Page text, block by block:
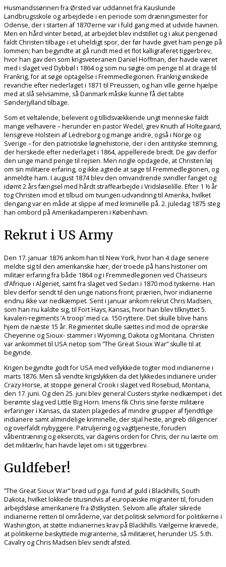
Husmandssønnen fra Ørsted var uddannet fra Kauslunde
Landbrugsskole og arbejdede i en periode som dræningsmester for
Odense, der i starten af 1870’erne var i fuld gang med at udvide havnen.
Men en hård vinter betød, at arbejdet blev indstillet og i akut pengenød
faldt Christen tilbage i et uheldigt spor, der før havde givet ham penge på
lommen; han begyndte at gå rundt med et flot kalligraferet tiggerbrev,
hvor han gav den som krigsveteranen Daniel Hoffman, der havde været
med i slaget ved Dybbøl i 1864 og som nu søgte om penge til at drage til
Frankrig, for at søge optagelse i Fremmedlegionen. Frankrig ønskede
revanche efter nederlaget i 1871 til Preussen, og han ville gerne hjælpe
med at slå selvsamme, så Danmark måske kunne få det tabte
Sønderjylland tilbage.
Som et veltalende, belevent og tillidsvækkende ungt menneske faldt
mange velhavere – herunder en pastor Wedel, grev Knuth af Holtegaard,
lensgreve Holstein af Ledreborg og mange andre, også i Norge og
Sverige – for den patriotiske løgnehistorie, der i den antityske stemning,
der herskede efter nederlaget i 1864, appellerede bredt. De gav derfor
den unge mand penge til rejsen. Men nogle opdagede, at Christen løj
om sin militære erfaring, og ikke agtede at søge til Fremmedlegionen, og
anmeldte ham. I august 1874 blev den omvandrende svindler fanget og
idømt 2 års fængsel med hårdt straffearbejde i Vridsløselille. Efter 1 ½ år
tog Christen imod et tilbud om tvungen udvandring til Amerika, hvilket
dengang var en måde at slippe af med kriminelle på. 2. juledag 1875 steg
han ombord på Amerikadamperen i København.
Rekrut i US Army
Den 17. januar 1876 ankom han til New York, hvor han 4 dage senere
meldte sig til den amerikanske hær, der troede på hans historier om
militær erfaring fra både 1864 og i Fremmedlegionen ved Chasseurs
d’Afrique i Algeriet, samt fra slaget ved Sedan i 1870 mod tyskerne. Han
blev derfor sendt til den unge nations front; prærien, hvor indianerne
endnu ikke var nedkæmpet. Sent i januar ankom rekrut Chris Madsen,
som han nu kaldte sig, til Fort Hays, Kansas, hvor han blev tilknyttet 5.
kavaleri-regiments ’A troop’ med ca. 150 ryttere. Det skulle blive hans
hjem de næste 15 år. Regimentet skulle sættes ind mod de oprørske
Cheyenne og Sioux- stammer i Wyoming, Dakota og Montana. Christen
var ankommet til USA netop som ”The Great Sioux War” skulle til at
begynde.
Krigen begyndte godt for USA med vellykkede togter mod indianerne i
marts 1876. Men så vendte krigslykken da det lykkedes indianere under
Crazy Horse, at stoppe general Crook i slaget ved Rosebud, Montana,
den 17. juni. Og den 25. juni blev general Custers styrke nedkæmpet i det
berømte slag ved Little Big Horn. Imens fik Chris sine første militære
erfaringer i Kansas, da staten plagedes af mindre grupper af fjendtlige
indianere samt almindelige kriminelle, der stjal heste, angreb diligencer
og overfaldt nybyggere. Patruljering og vagttjeneste, foruden
våbentræning og eksercits, var dagens orden for Chris, der nu lærte om
det militærliv, han havde løjet om i sit tiggerbrev.
Guldfeber!
”The Great Sioux War” brød ud pga. fund af guld i Blackhills, South
Dakota, hvilket lokkede titusindvis af europæiske migranter til, foruden
arbejdsløse amerikanere fra Østkysten. Selvom alle aftaler sikrede
indianerne retten til områderne, var det politisk selvmord for politikerne i
Washington, at støtte indianernes krav på Blackhills. Vælgerne krævede,
at politikerne beskyttede migranterne, så militæret, herunder US. 5.th.
Cavalry og Chris Madsen blev sendt afsted.